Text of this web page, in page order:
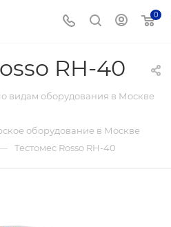
0
RH-40
видам оборудования в Москве
оборудование в Москве
Тестомес Rosso RH-40